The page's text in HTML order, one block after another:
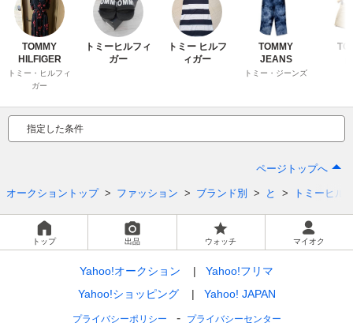
TOMMY
HILFIGER
トミー・ヒルフィ
ガー
トミーヒルフィ
ガー
トミー ヒルフ
ィガー
TOMMY
JEANS
トミー・ジーンズ
指定した条件
ページトップへ
オークショントップ ファッション ブランド別 と トミーヒル
トップ 出品 ウォッチ マイオク
Yahoo!オークション
Yahoo!フリマ
Yahoo!ショッピング
Yahoo! JAPAN
プライバシーポリシー プライバシーセンター